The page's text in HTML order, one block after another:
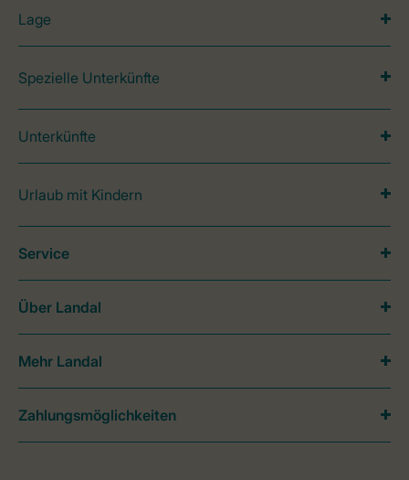
Lage
Spezielle Unterkünfte
Unterkünfte
Urlaub mit Kindern
Service
Über Landal
Mehr Landal
Zahlungsmöglichkeiten